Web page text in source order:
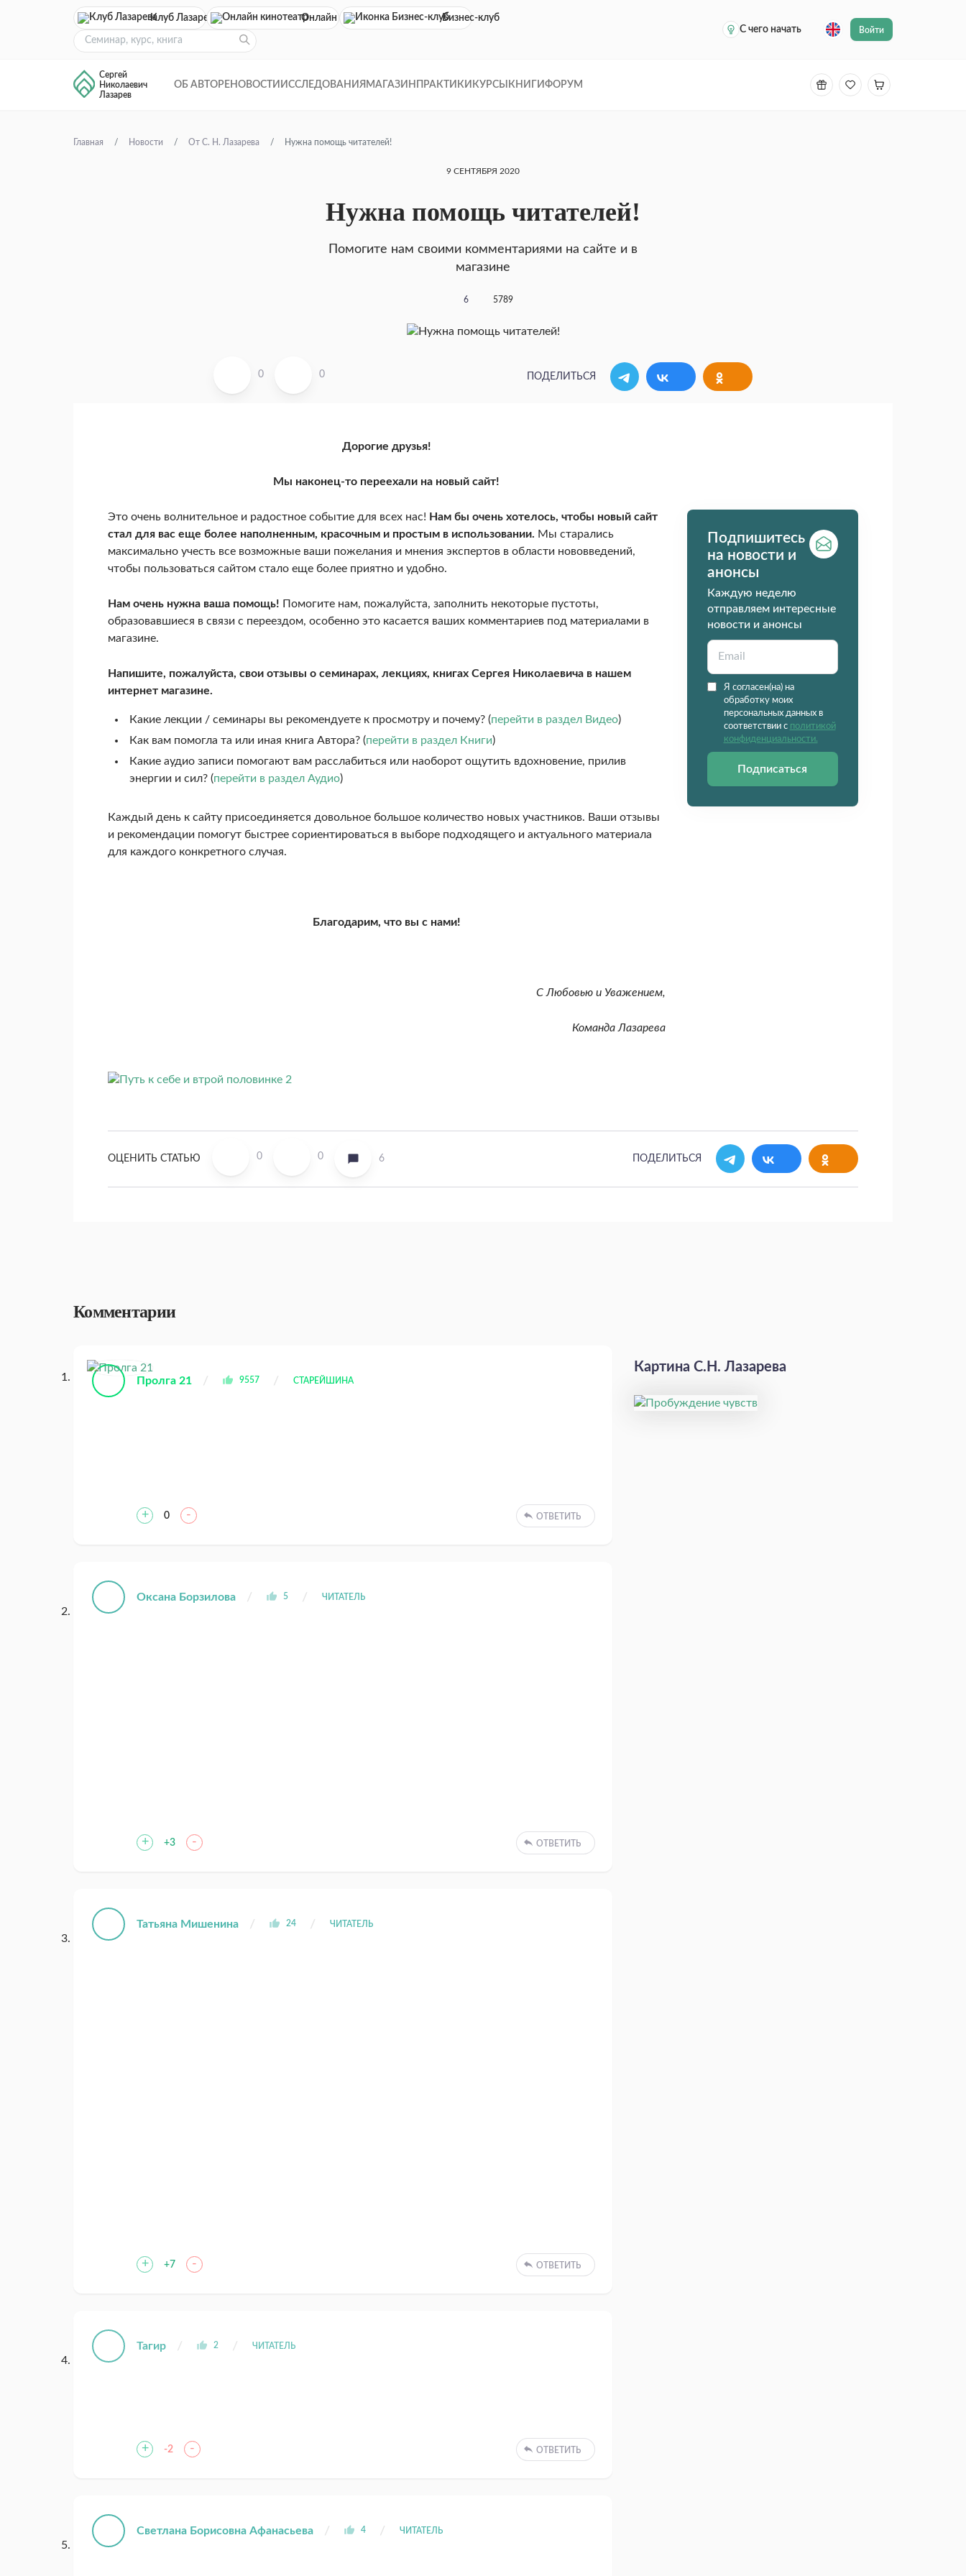
Клуб Лазарева Онлайн кинотеатр
Бизнес-клуб
С чего начать
Войти
Сергей
Николаевич
Лазарев
ОБ АВТОРЕ НОВОСТИ ИССЛЕДОВАНИЯ МАГАЗИН ПРАКТИКИ КУРСЫ КНИГИ ФОРУМ
Главная Новости От С. Н. Лазарева Нужна помощь читателей!
9 СЕНТЯБРЯ 2020
Нужна помощь читателей!
Помогите нам своими комментариями на сайте и в
магазине
6 5789
0 0 ПОДЕЛИТЬСЯ
Дорогие друзья!
Мы наконец-то переехали на новый сайт!
Это очень волнительное и радостное событие для всех нас! Нам бы очень хотелось, чтобы новый сайт
стал для вас еще более наполненным, красочным и простым в использовании. Мы старались
максимально учесть все возможные ваши пожелания и мнения экспертов в области нововведений,
чтобы пользоваться сайтом стало еще более приятно и удобно.
Нам очень нужна ваша помощь! Помогите нам, пожалуйста, заполнить некоторые пустоты,
образовавшиеся в связи с переездом, особенно это касается ваших комментариев под материалами в
магазине.
Напишите, пожалуйста, свои отзывы о семинарах, лекциях, книгах Сергея Николаевича в нашем
интернет магазине.
Какие лекции / семинары вы рекомендуете к просмотру и почему? (перейти в раздел Видео)
Как вам помогла та или иная книга Автора? (перейти в раздел Книги)
Какие аудио записи помогают вам расслабиться или наоборот ощутить вдохновение, прилив
энергии и сил? (перейти в раздел Аудио)
Каждый день к сайту присоединяется довольное большое количество новых участников. Ваши отзывы
и рекомендации помогут быстрее сориентироваться в выборе подходящего и актуального материала
для каждого конкретного случая.
Благодарим, что вы с нами!
С Любовью и Уважением,
Команда Лазарева
Подпишитесь
на новости и
анонсы
Каждую неделю
отправляем интересные
новости и анонсы
Я согласен(на) на
обработку моих
персональных данных в
соответствии с политикой
конфиденциальности.
Подписаться
ОЦЕНИТЬ СТАТЬЮ 0 0 6 ПОДЕЛИТЬСЯ
Комментарии
Пролга 21 9557 СТАРЕЙШИНА
+ 0 - ОТВЕТИТЬ
Оксана Борзилова 5 ЧИТАТЕЛЬ
+ +3 - ОТВЕТИТЬ
Татьяна Мишенина 24 ЧИТАТЕЛЬ
+ +7 - ОТВЕТИТЬ
Тагир 2 ЧИТАТЕЛЬ
+ -2 - ОТВЕТИТЬ
Светлана Борисовна Афанасьева 4 ЧИТАТЕЛЬ
Картина С.Н. Лазарева